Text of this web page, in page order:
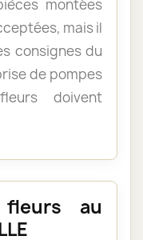
montées
mais il
consignes du
de pompes
doivent
au